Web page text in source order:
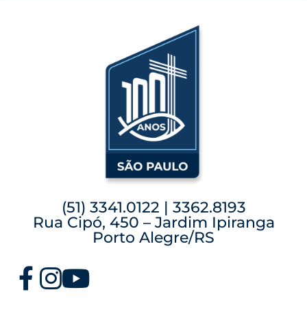
(51) 3341.0122 | 3362.8193
Rua Cipó, 450 – Jardim Ipiranga
Porto Alegre/RS